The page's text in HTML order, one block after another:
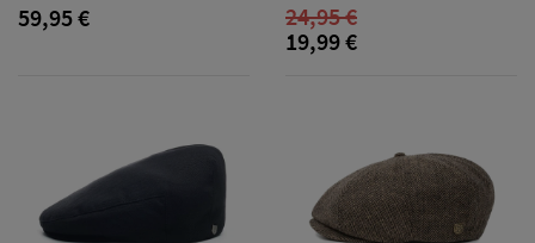
Herren
Herren
Snapback Caps
59,95 €
24,95 €
19,99 €